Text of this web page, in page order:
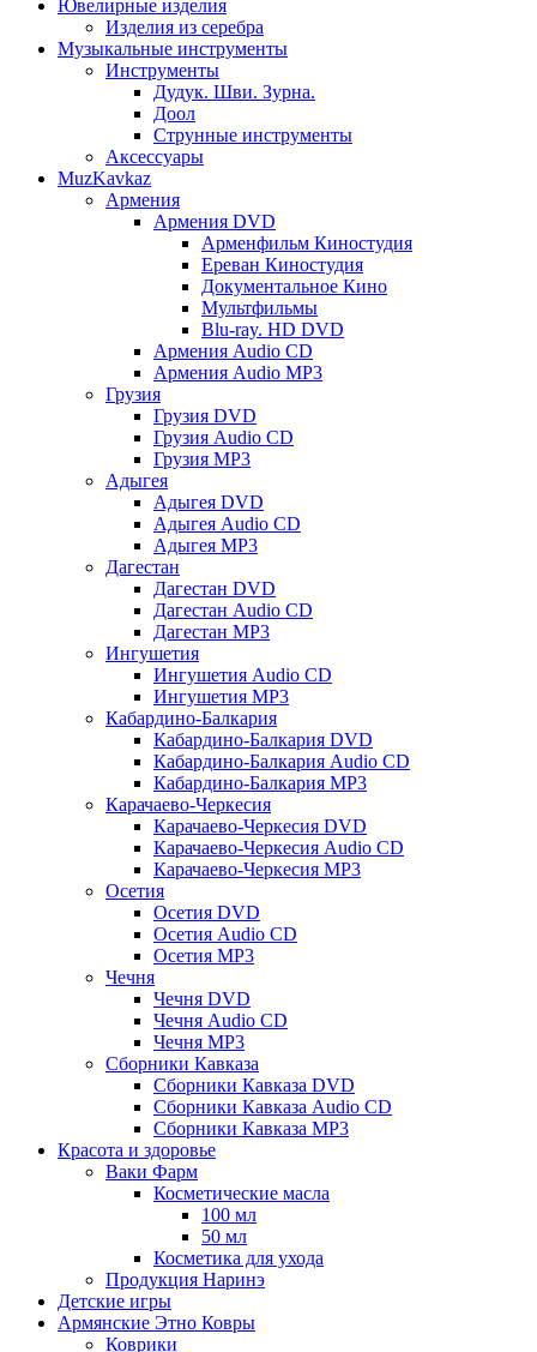
Ювелирные изделия
Изделия из серебра
Музыкальные инструменты
Инструменты
Дудук. Шви. Зурна.
Доол
Струнные инструменты
Аксессуары
MuzKavkaz
Армения
Армения DVD
Арменфильм Киностудия
Ереван Киностудия
Документальное Кино
Мультфильмы
Blu-ray. HD DVD
Армения Audio CD
Армения Audio MP3
Грузия
Грузия DVD
Грузия Audio CD
Грузия MP3
Адыгея
Адыгея DVD
Адыгея Audio CD
Адыгея MP3
Дагестан
Дагестан DVD
Дагестан Audio CD
Дагестан MP3
Ингушетия
Ингушетия Audio CD
Ингушетия MP3
Кабардино-Балкария
Кабардино-Балкария DVD
Кабардино-Балкария Audio CD
Кабардино-Балкария MP3
Карачаево-Черкесия
Карачаево-Черкесия DVD
Карачаево-Черкесия Audio CD
Карачаево-Черкесия MP3
Осетия
Осетия DVD
Осетия Audio CD
Осетия MP3
Чечня
Чечня DVD
Чечня Audio CD
Чечня MP3
Сборники Кавказа
Сборники Кавказа DVD
Сборники Кавказа Audio CD
Сборники Кавказа MP3
Красота и здоровье
Ваки Фарм
Косметические масла
100 мл
50 мл
Косметика для ухода
Продукция Наринэ
Детские игры
Армянские Этно Ковры
Коврики